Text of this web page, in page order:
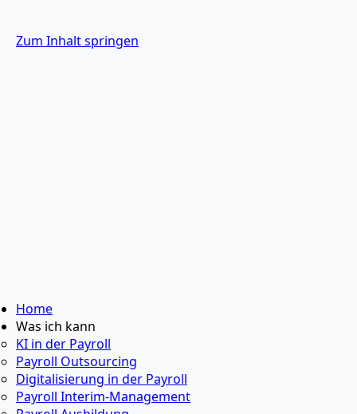
Zum Inhalt springen
Home
Was ich kann
KI in der Payroll
Payroll Outsourcing
Digitalisierung in der Payroll
Payroll Interim-Management